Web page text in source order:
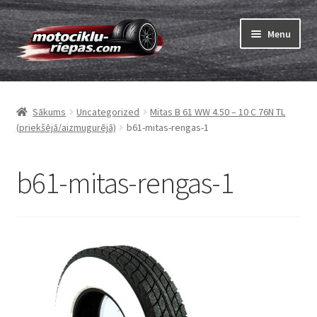
Skip
to
navigation
Skip
to
content
Menu
Riepas
Expand
menu
Kameras
Expand
Viss par riepām
Kontakti
Sākums Uncategorized
Mitas B 61 WW 4.50 – 10 C 76N TL
(priekšējā/aizmugurējā)
b61-mitas-rengas-1
b61-mitas-rengas-1